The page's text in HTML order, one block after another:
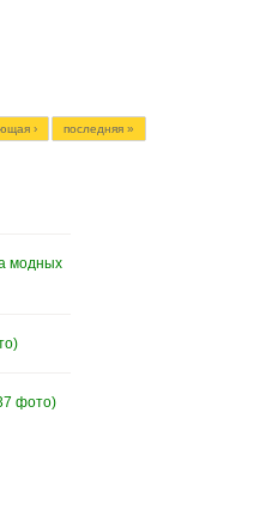
› последняя »
модных
фото)